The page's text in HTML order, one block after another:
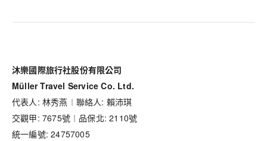
沐樂國際旅行社股份有限公司
Müller Travel Service Co. Ltd.
代表人: 林秀燕︱聯絡人: 賴沛琪
交觀甲: 7675號︱品保北: 2110號
統一編號: 24757005